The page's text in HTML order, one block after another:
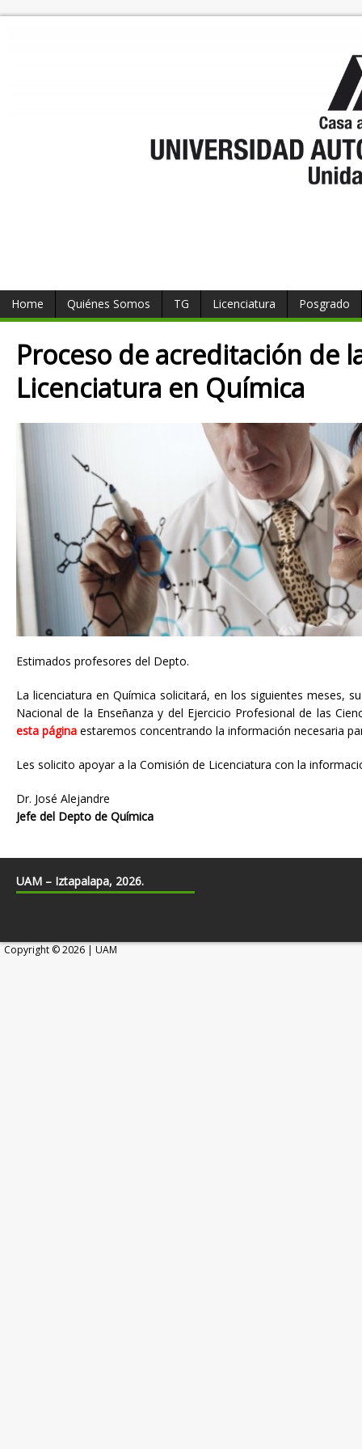
Home Quiénes Somos TG Licenciatura Posgrado
Proceso de acreditación de
Licenciatura en Química
Estimados profesores del Depto.
La licenciatura en Química solicitará, en los siguientes meses,
Nacional de la Enseñanza y del Ejercicio Profesional de las
esta página estaremos concentrando la información necesaria
Les solicito apoyar a la Comisión de Licenciatura con la
Dr. José Alejandre
Jefe del Depto de Química
UAM – Iztapalapa, 2026.
Copyright © 2026 | UAM